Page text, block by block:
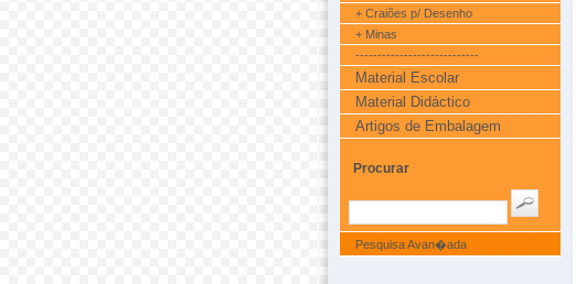
+ Craiões p/ Desenho
+ Minas
----------------------------
Material Escolar
Material Didáctico
Artigos de Embalagem
Procurar
Pesquisa Avan�ada